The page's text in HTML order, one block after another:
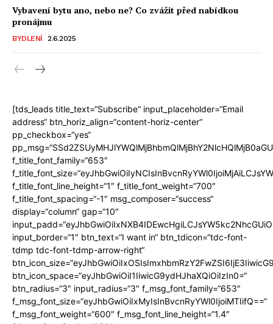
Vybavení bytu ano, nebo ne? Co zvážit před nabídkou
pronájmu
BYDLENÍ 2.6.2025
[tds_leads title_text=“Subscribe“ input_placeholder=“Email
address“ btn_horiz_align=“content-horiz-center“
pp_checkbox=“yes“
f_title_font_family=“653″
f_title_font_line_height=“1″ f_title_font_weight=“700″
f_title_font_spacing=“-1″ msg_composer=“success“
display=“column“ gap=“10″
input_border=“1″ btn_text=“I want in“ btn_tdicon=“tdc-font-
tdmp tdc-font-tdmp-arrow-right“
btn_icon_space=“eyJhbGwiOiI1IiwicG9ydHJhaXQiOiIzIn0=“
btn_radius=“3″ input_radius=“3″ f_msg_font_family=“653″
f_msg_font_size=“eyJhbGwiOiIxMyIsInBvcnRyYWl0IjoiMTIifQ==“
f_msg_font_weight=“600″ f_msg_font_line_height=“1.4″